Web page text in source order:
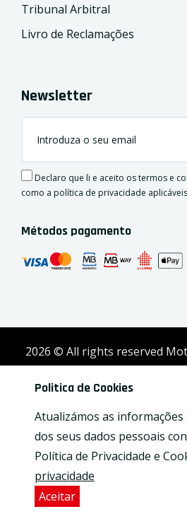
Tribunal Arbitral
Livro de Reclamações
Newsletter
Declaro que li e aceito os termos e
como a política de privacidade
Métodos pagamento
2026 © All rights reserved
byActivex
Politica de Cookies
Atualizámos as
dos seus dados pessoais
Política de Privacidade e
privacidade
Aceitar